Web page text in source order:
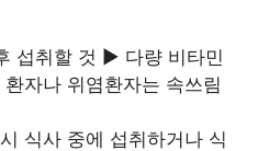
섭취할 것 ► 다량 비타민
자나 위염환자는 속쓰림
식사 중에 섭취하거나 식